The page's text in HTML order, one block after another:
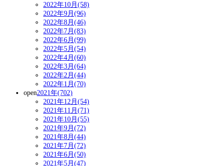
2022年10月(58)
2022年9月(96)
2022年8月(46)
2022年7月(83)
2022年6月(99)
2022年5月(54)
2022年4月(60)
2022年3月(64)
2022年2月(44)
2022年1月(70)
open2021年(702)
2021年12月(54)
2021年11月(71)
2021年10月(55)
2021年9月(72)
2021年8月(44)
2021年7月(72)
2021年6月(50)
2021年5月(47)